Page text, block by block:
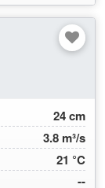
24 cm
3.8 m³/s
21 °C
--